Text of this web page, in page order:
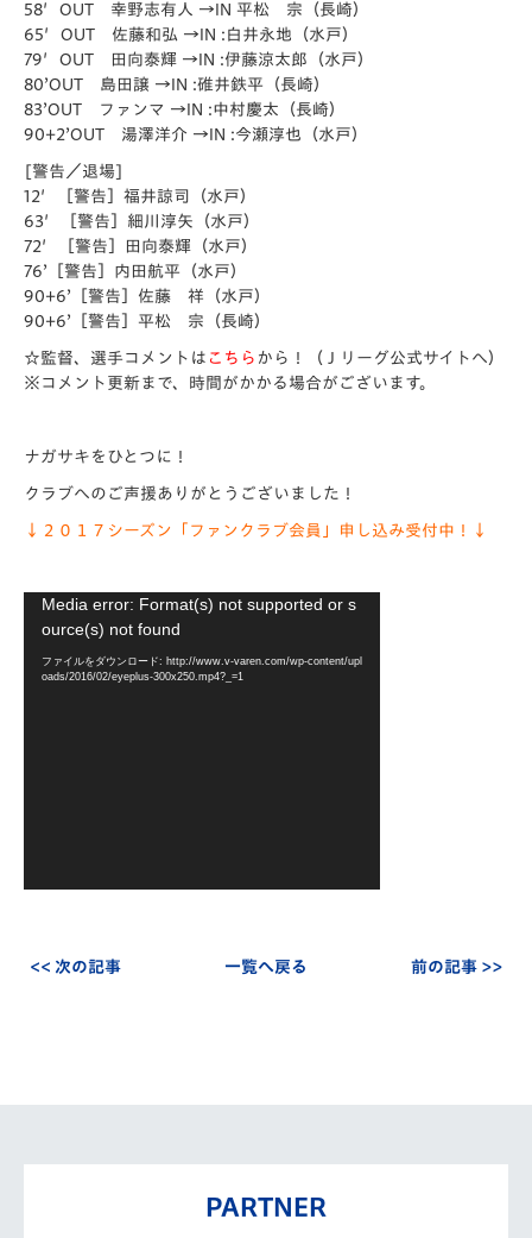
58′OUT 幸野志有人 →IN 平松 宗（長崎）
65′OUT 佐藤和弘 →IN :白井永地（水戸）
79′OUT 田向泰輝 →IN :伊藤涼太郎（水戸）
80’OUT 島田譲 →IN :碓井鉄平（長崎）
83’OUT ファンマ →IN :中村慶太（長崎）
90+2’OUT 湯澤洋介 →IN :今瀬淳也（水戸）
[警告／退場]
12′［警告］福井諒司（水戸）
63′［警告］細川淳矢（水戸）
72′［警告］田向泰輝（水戸）
76’［警告］内田航平（水戸）
90+6’［警告］佐藤 祥（水戸）
90+6’［警告］平松 宗（長崎）
☆監督、選手コメントは こちら から！
（Ｊリーグ公式サイトへ）
※コメント更新まで、時間がかかる場合がございます。
ナガサキをひとつに！
クラブへのご声援ありがとうございました！
↓２０１７シーズン「ファンクラブ会員」申し込み受付中！↓
Media error: Format(s) not supported or s
ource(s) not found
ファイルをダウンロード: http://www.v-varen.com/wp-content/upl
oads/2016/02/eyeplus-300x250.mp4?_=1
<< 次の記事 一覧へ戻る 前の記事 >>
PARTNER